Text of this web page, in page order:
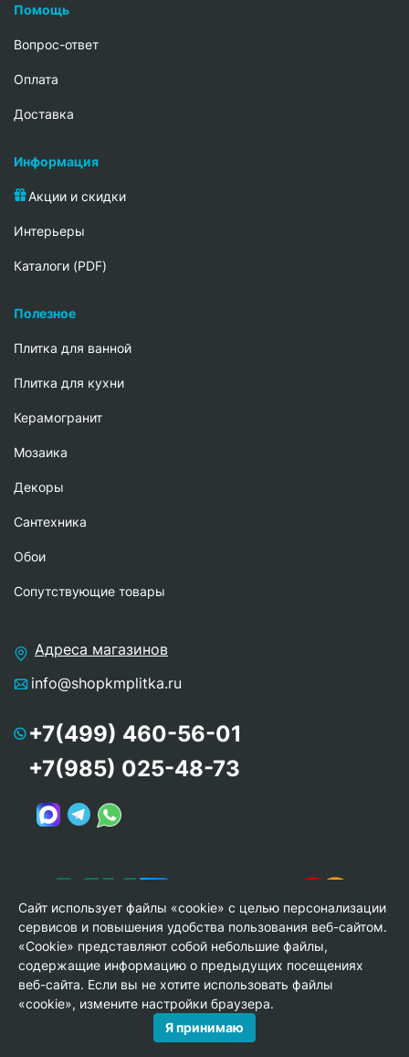
Помощь
Вопрос-ответ
Oплата
Доставка
Информация
Акции и скидки
Интерьеры
Каталоги (PDF)
Полезное
Плитка для ванной
Плитка для кухни
Керамогранит
Мозаика
Декоры
Сантехника
Обои
Сопутствующие товары
Адреса магазинов
info@shopkmplitka.ru
+7(499) 460-56-01
+7(985) 025-48-73
© Copyright 2013-2026 KERAMA MARAZZI, ООО «Гамма
Керамика»
Сайт использует файлы «cookie» с целью персонализации
сервисов и повышения удобства пользования веб-сайтом.
«Cookie» представляют собой небольшие файлы,
содержащие информацию о предыдущих посещениях
веб-сайта. Если вы не хотите использовать файлы
«cookie», измените настройки браузера.
Я принимаю